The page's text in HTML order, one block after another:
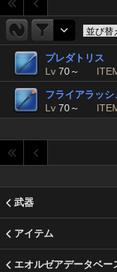
プレダトリス
Lv 70～
フライアラッシ
Lv 70～
武器
アイテム
エオルゼアデータベー